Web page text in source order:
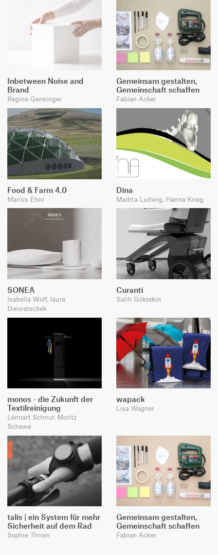
Inbetween Noise and
Brand
Regina Gensinger
Gemeinsam gestalten,
Gemeinschaft schaffen
Fabian Acker
Food & Farm 4.0
Marius Ehni
Dina
Madita Ludwig, Hanna Krieg
SONEA
Isabella Wolf, laura
Dworatschek
Curanti
Salih Göktekin
monos - die Zukunft der
Textilreinigung
Lennart Schnur, Moritz
Schewe
wapack
Lisa Wagner
talis | ein System für mehr
Sicherheit auf dem Rad
Sophie Throm
Gemeinsam gestalten,
Gemeinschaft schaffen
Fabian Acker